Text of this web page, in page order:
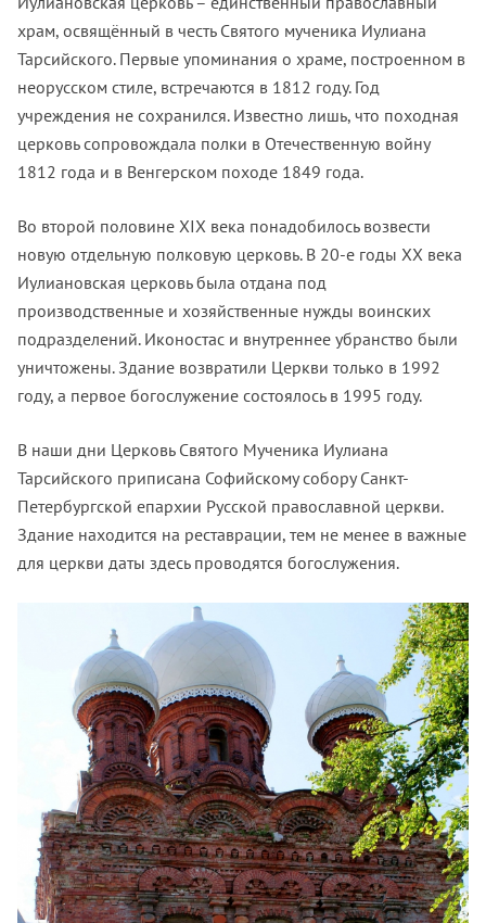
храм, освящённый в честь Святого мученика Иулиана
Тарсийского. Первые упоминания о храме, построенном в
неорусском стиле, встречаются в 1812 году. Год
учреждения не сохранился. Известно лишь, что походная
церковь сопровождала полки в Отечественную войну
1812 года и в Венгерском походе 1849 года.
Во второй половине XIX века понадобилось возвести
новую отдельную полковую церковь. В 20-е годы ХХ века
Иулиановская церковь была отдана под
производственные и хозяйственные нужды воинских
подразделений. Иконостас и внутреннее убранство были
уничтожены. Здание возвратили Церкви только в 1992
году, а первое богослужение состоялось в 1995 году.
В наши дни Церковь Святого Мученика Иулиана
Тарсийского приписана Софийскому собору Санкт-
Петербургской епархии Русской православной церкви.
Здание находится на реставрации, тем не менее в важные
для церкви даты здесь проводятся богослужения.